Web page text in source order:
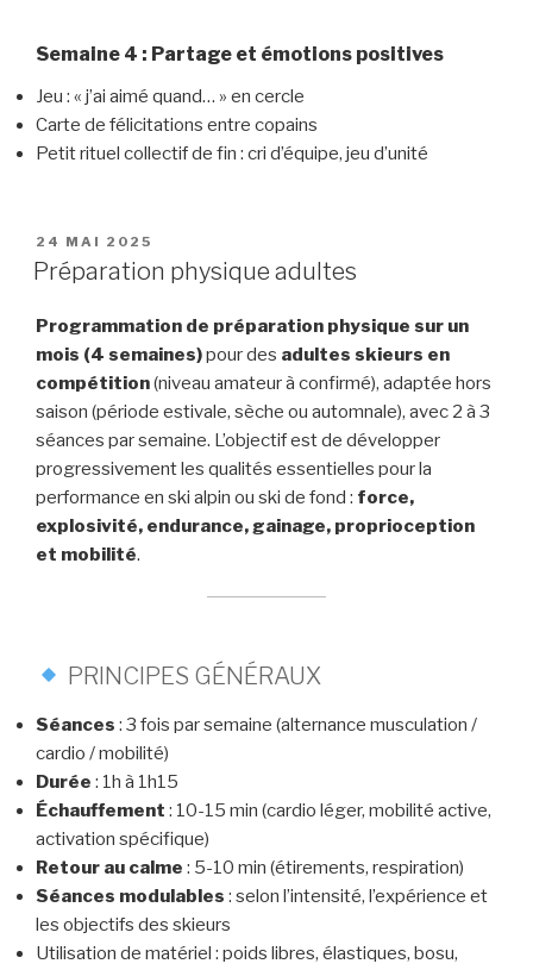
Semaine 4 : Partage et émotions positives
Jeu : « j’ai aimé quand… » en cercle
Carte de félicitations entre copains
Petit rituel collectif de fin : cri d’équipe, jeu d’unité
PUBLIÉ
LE
24 MAI 2025
Préparation physique adultes
Programmation de préparation physique sur un
mois (4 semaines)pour des adultes skieurs en
compétition(niveau amateur à confirmé), adaptée hors
saison (période estivale, sèche ou automnale), avec 2 à 3
séances par semaine. L’objectif est de développer
progressivement les qualités essentielles pour la
performance en ski alpin ou ski de fond : force,
explosivité, endurance, gainage, proprioception
et mobilité.
PRINCIPES GÉNÉRAUX
Séances : 3 fois par semaine (alternance musculation /
cardio / mobilité)
Durée : 1h à 1h15
Échauffement : 10-15 min (cardio léger, mobilité active,
activation spécifique)
Retour au calme : 5-10 min (étirements, respiration)
Séances modulables : selon l’intensité, l’expérience et
les objectifs des skieurs
Utilisation de matériel : poids libres, élastiques, bosu,